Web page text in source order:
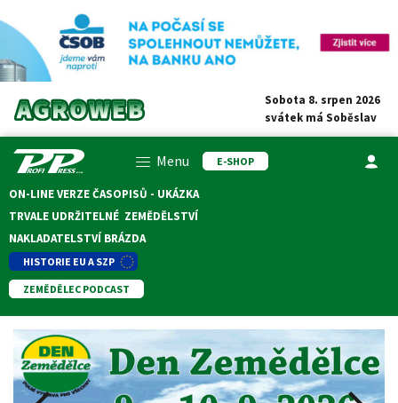
Sobota 8. srpen 2026
svátek má Soběslav
Menu E-SHOP
ON-LINE VERZE ČASOPISŮ - UKÁZKA
TRVALE UDRŽITELNÉ ZEMĚDĚLSTVÍ
NAKLADATELSTVÍ BRÁZDA
HISTORIE EU A SZP
ZEMĚDĚLEC PODCAST